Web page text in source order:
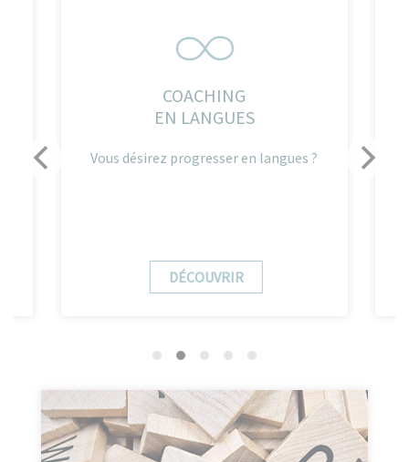
COACHING
EN LANGUES
Vous désirez progresser en langues ?
DÉCOUVRIR